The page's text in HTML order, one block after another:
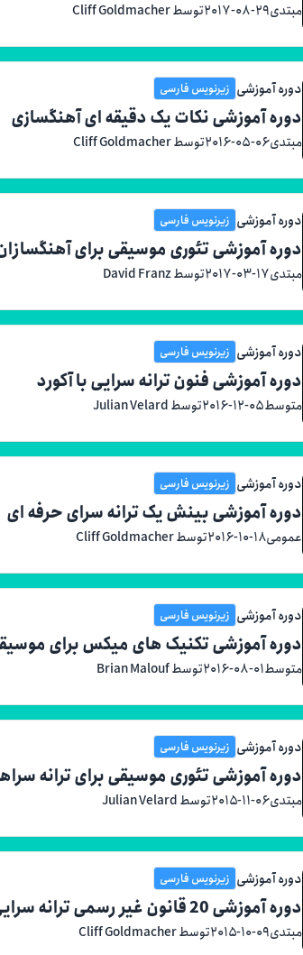
مبتدی۲۰۱۷-۰۸-۲۹توسط Cliff Goldmacher
دوره آموزشی زیرنویس فارسی
دوره آموزشی نکات یک دقیقه ای آهنگسازی
مبتدی۲۰۱۶-۰۵-۰۶توسط Cliff Goldmacher
دوره آموزشی زیرنویس فارسی
دوره آموزشی تئوری موسیقی برای
مبتدی۲۰۱۷-۰۳-۱۷توسط David Franz
دوره آموزشی زیرنویس فارسی
دوره آموزشی فنون ترانه سرایی با آکورد
متوسط۲۰۱۶-۱۲-۰۵توسط Julian Velard
دوره آموزشی زیرنویس فارسی
دوره آموزشی بینش یک ترانه سرای حرفه ای
عمومی۲۰۱۶-۱۰-۱۸توسط Cliff Goldmacher
دوره آموزشی زیرنویس فارسی
دوره آموزشی تکنیک های میکس برای
متوسط۲۰۱۶-۰۸-۰۱توسط Brian Malouf
دوره آموزشی زیرنویس فارسی
دوره آموزشی تئوری موسیقی برای ترانه
مبتدی۲۰۱۵-۱۱-۰۶توسط Julian Velard
دوره آموزشی زیرنویس فارسی
دوره آموزشی 20 قانون غیر رسمی ترانه سرایی
مبتدی۲۰۱۵-۱۰-۰۹توسط Cliff Goldmacher